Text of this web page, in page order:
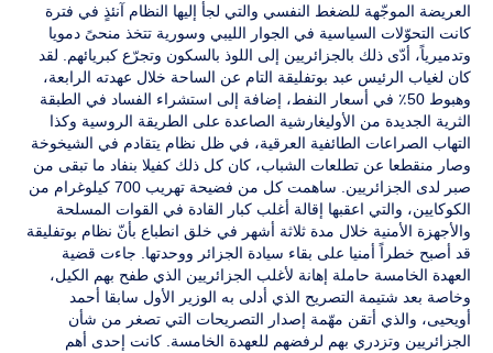
العريضة الموجّهة للضغط النفسي والتي لجأ إليها النظام آنئذٍ في فترة
كانت التحوّلات السياسية في الجوار الليبي وسورية تتخذ منحىً دمويا
وتدميرياً، أدّى ذلك بالجزائريين إلى اللوذ بالسكون وتجرّع كبريائهم. لقد
كان لغياب الرئيس عبد بوتفليقة التام عن الساحة خلال عهدته الرابعة،
وهبوط 50٪ في أسعار النفط، إضافة إلى استشراء الفساد في الطبقة
الثرية الجديدة من الأوليغارشية الصاعدة على الطريقة الروسية وكذا
التهاب الصراعات الطائفية العرقية، في ظل نظام يتقادم في الشيخوخة
وصار منقطعا عن تطلعات الشباب، كان كل ذلك كفيلا بنفاد ما تبقى من
صبر لدى الجزائريين. ساهمت كل من فضيحة تهريب 700 كيلوغرام من
الكوكايين، والتي اعقبها إقالة أغلب كبار القادة في القوات المسلحة
والأجهزة الأمنية خلال مدة ثلاثة أشهر في خلق انطباع بأنّ نظام بوتفليقة
قد أصبح خطراً أمنيا على بقاء سيادة الجزائر ووحدتها. جاءت قضية
العهدة الخامسة حاملة إهانة لأغلب الجزائريين الذي طفح بهم الكيل،
وخاصة بعد شتيمة التصريح الذي أدلى به الوزير الأول سابقا أحمد
أويحيى، والذي أتقن مهّمة إصدار التصريحات التي تصغر من شأن
الجزائريين وتزدري بهم لرفضهم للعهدة الخامسة. كانت إحدى أهم